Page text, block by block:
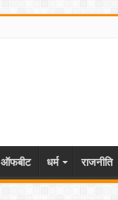
ऑफबीट धर्म राजनीति